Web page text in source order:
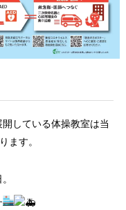
している体操教室は当
ます。